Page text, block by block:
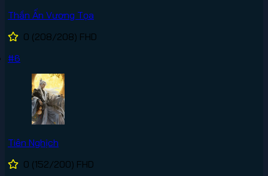
Thần Ấn Vương Tọa
0 (208/208) FHD
#6
Tiên Nghịch
0 (152/200) FHD